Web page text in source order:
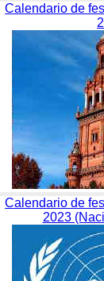
Calendario de
Calendario de
2023